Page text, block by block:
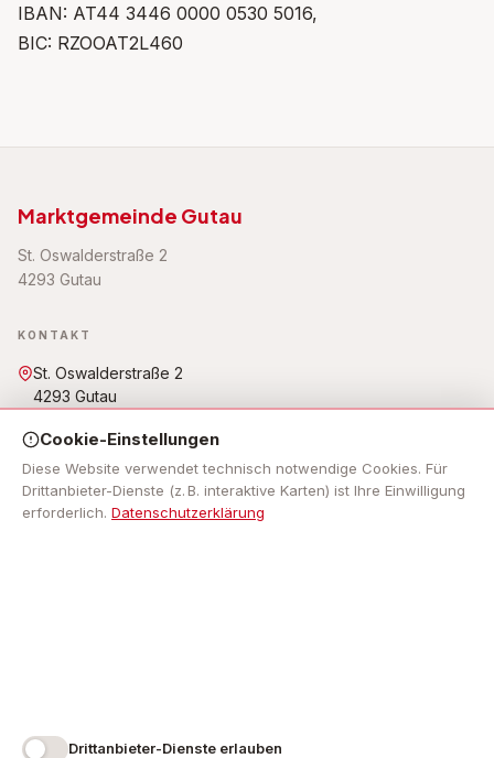
IBAN: AT44 3446 0000 0530 5016,
BIC: RZOOAT2L460
Marktgemeinde Gutau
St. Oswalderstraße 2
4293 Gutau
KONTAKT
St. Oswalderstraße 2
4293 Gutau
gemeinde@gutau.ooe.gv.at
Öffnungszeiten: Mo - Fr: 7.30 Uhr bis 12.00 Uhr, Mo, Do: 13.00
Uhr bis 18.00 Uhr,
Cookie-Einstellungen
Cookie-Einstellungen
Diese Website verwendet technisch notwendige Cookies. Für
Drittanbieter-Dienste (z. B. interaktive Karten) ist Ihre Einwilligung
erforderlich. Datenschutzerklärung
Drittanbieter-Dienste erlauben